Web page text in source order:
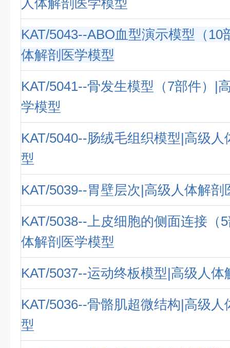
人体解剖医学模型
KAT/5043--ABO血型演示模型（10
体解剖医学模型
KAT/5041--骨发生模型（7部件）|
学模型
KAT/5040--肠绒毛组织模型|高级人
型
KAT/5039--胃壁层次|高级人体解剖
KAT/5038--上皮细胞的侧面连接（
体解剖医学模型
KAT/5037--运动终板模型|高级人体
KAT/5036--骨骼肌超微结构|高级人
型